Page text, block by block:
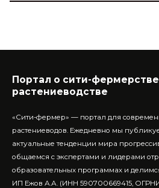
Портал о сити-
растениеводстве
«Сити-фермер» — портал для
растениеводов. Ежедневно мы
актуальные тенденции мира
общаемся с экспертами и лидерами
образовательных программах и
ИП Ежов А.А. (ИНН 590700669415,